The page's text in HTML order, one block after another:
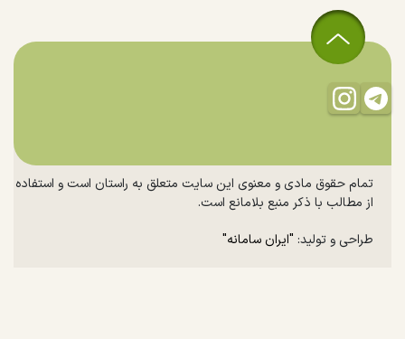
تمام حقوق مادی و معنوی این سایت متعلق به راستان است و استفاده
از مطالب با ذکر منبع بلامانع است.
طراحی و تولید: "ایران سامانه"